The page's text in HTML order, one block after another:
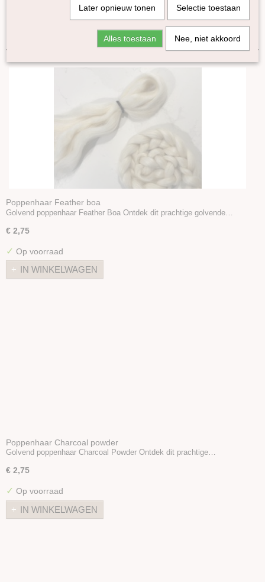
Lontwol Gekleurd 27/23 mic
Lontwol Corriedale gekleurd
Lontwol Shetland gekleurd
Melange Blue Faced Leicester lontwol
Plantaardige vezels
Kunststof vezels
Vulling
Naaldvilt-pakketten
Viltnaalden
Viltnaaldhouders
Sproeibal
Styropor
Diverse
Stoffen
Sorteer op:
Poppenhaar Feather boa
Golvend poppenhaar Feather Boa Ontdek dit prachtige golvende…
€ 2,75
✓ Op voorraad
IN WINKELWAGEN
Poppenhaar Charcoal powder
Golvend poppenhaar Charcoal Powder Ontdek dit prachtige…
€ 2,75
✓ Op voorraad
IN WINKELWAGEN
Later opnieuw tonen Selectie toestaan
Alles toestaan Nee, niet akkoord